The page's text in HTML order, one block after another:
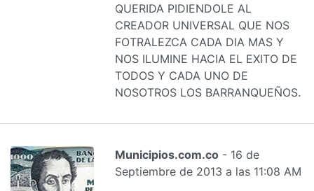
QUERIDA PIDIENDOLE AL
CREADOR UNIVERSAL QUE NOS
FOTRALEZCA CADA DIA MAS Y
NOS ILUMINE HACIA EL EXITO DE
TODOS Y CADA UNO DE
NOSOTROS LOS BARRANQUEÑOS.
Municipios.com.co - 16 de
Septiembre de 2013 a las 11:08 AM